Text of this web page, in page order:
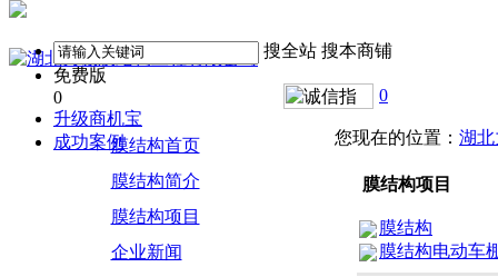
搜全站 搜本商铺
免费版
0
升级商机宝
成功案例
0
膜结构首页
膜结构简介
膜结构项目
企业新闻
您现在的位置： 湖
膜结构项目
膜结构
膜结构电动车